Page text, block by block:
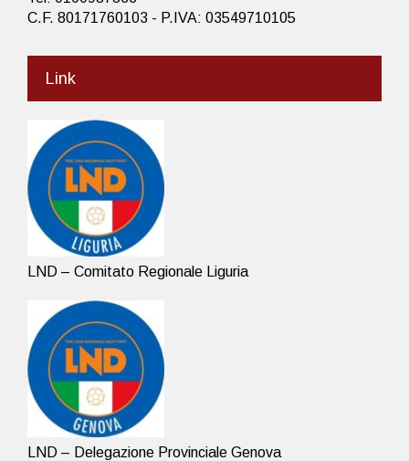
C.F. 80171760103 - P.IVA: 03549710105
Link
LND – Comitato Regionale Liguria
LND – Delegazione Provinciale Genova